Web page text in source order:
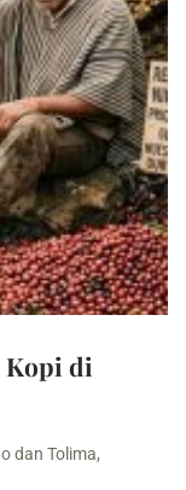
Kopi di
dan Tolima,